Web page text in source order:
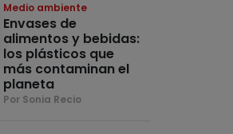
Medio ambiente
Envases de
alimentos y bebidas:
los plásticos que
más contaminan el
planeta
Por Sonia Recio